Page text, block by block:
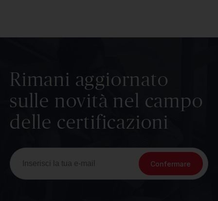
Rimani aggiornato
sulle novità nel campo
delle certificazioni
Confermare